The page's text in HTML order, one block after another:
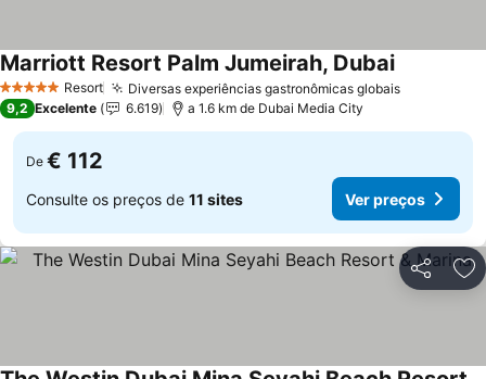
5 Estrelas Resort Diversas experiências gastronômicas globais
Marriott Resort Palm Jumeirah, Dubai
9,2 Excelente 6.619 a 1.6 km de Dubai Media City
De € 112
Consulte os preços de 11 sites Ver preços
Partilhar